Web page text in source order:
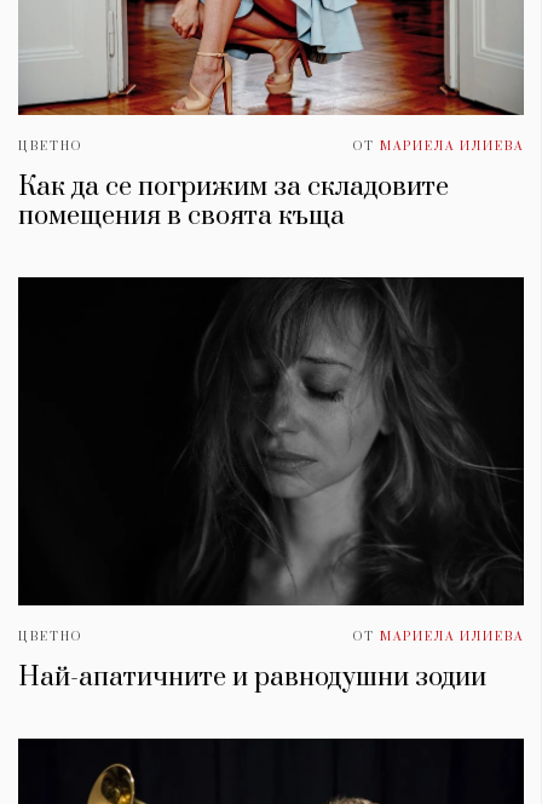
ЦВЕТНО ОТ МАРИЕЛА ИЛИЕВА
Как да се погрижим за складовите
помещения в своята къща
ЦВЕТНО ОТ МАРИЕЛА ИЛИЕВА
Най-апатичните и равнодушни зодии